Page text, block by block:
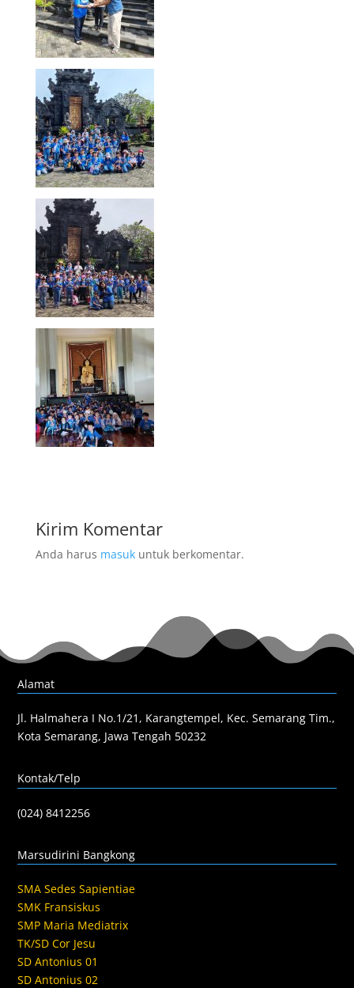
Kirim Komentar
Anda harus masukuntuk berkomentar.
Alamat
Jl. Halmahera I No.1/21, Karangtempel, Kec. Semarang Tim.,
Kota Semarang, Jawa Tengah 50232
Kontak/Telp
(024) 8412256
Marsudirini Bangkong
SMA Sedes Sapientiae
SMK Fransiskus
SMP Maria Mediatrix
TK/SD Cor Jesu
SD Antonius 01
SD Antonius 02